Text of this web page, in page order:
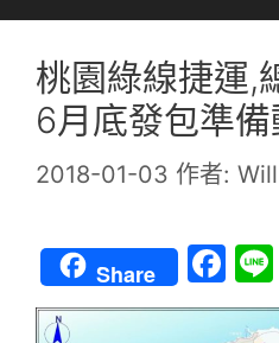
桃園綠線捷運,
6月底發包準
2018-01-03 作者:
Share
F
a